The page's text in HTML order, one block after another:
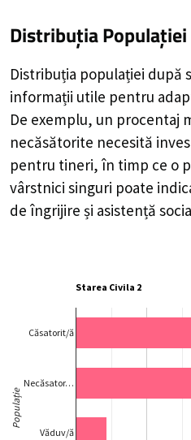
Distribuția Populației
Distribuția populației după
informații utile pentru
De exemplu, un procentaj
necăsătorite necesită
pentru tineri, în timp ce o
vârstnici singuri poate
de îngrijire și asistență
Starea Civila 2
Căsatorit/ă
Necăsator…
Văduv/ă
Populație